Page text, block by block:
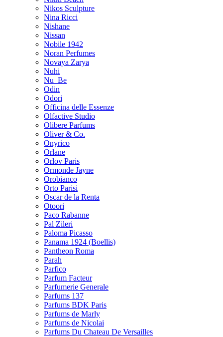
Nikos Sculpture
Nina Ricci
Nishane
Nissan
Nobile 1942
Noran Perfumes
Novaya Zarya
Nuhi
Nu_Be
Odin
Odori
Officina delle Essenze
Olfactive Studio
Olibere Parfums
Oliver & Co.
Onyrico
Orlane
Orlov Paris
Ormonde Jayne
Orobianco
Orto Parisi
Oscar de la Renta
Otoori
Paco Rabanne
Pal Zileri
Paloma Picasso
Panama 1924 (Boellis)
Pantheon Roma
Parah
Parfico
Parfum Facteur
Parfumerie Generale
Parfums 137
Parfums BDK Paris
Parfums de Marly
Parfums de Nicolai
Parfums Du Chateau De Versailles